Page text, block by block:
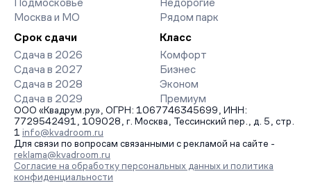
Подмосковье
Москва и МО
Недорогие
Рядом парк
Срок сдачи
Сдача в 2026
Сдача в 2027
Сдача в 2028
Сдача в 2029
Класс
Комфорт
Бизнес
Эконом
Премиум
ООО «Квадрум.ру», ОГРН: 1067746345699, ИНН:
7729542491, 109028, г. Москва, Тессинский пер., д. 5, стр.
1 info@kvadroom.ru
Для связи по вопросам связанными с рекламой на сайте -
reklama@kvadroom.ru
Согласие на обработку персональных данных и политика
конфиденциальности